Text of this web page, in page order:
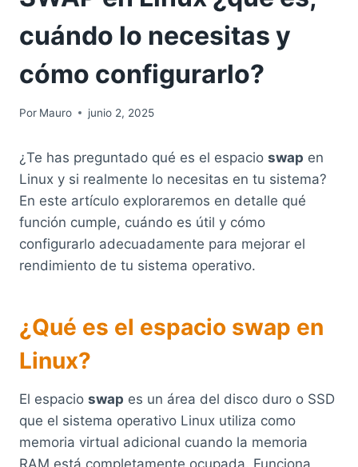
cuándo lo necesitas y
cómo configurarlo?
Por Mauro junio 2, 2025
¿Te has preguntado qué es el espacio swap en
Linux y si realmente lo necesitas en tu sistema?
En este artículo exploraremos en detalle qué
función cumple, cuándo es útil y cómo
configurarlo adecuadamente para mejorar el
rendimiento de tu sistema operativo.
¿Qué es el espacio swap en
Linux?
El espacio swap es un área del disco duro o SSD
que el sistema operativo Linux utiliza como
memoria virtual adicional cuando la memoria
RAM está completamente ocupada. Funciona